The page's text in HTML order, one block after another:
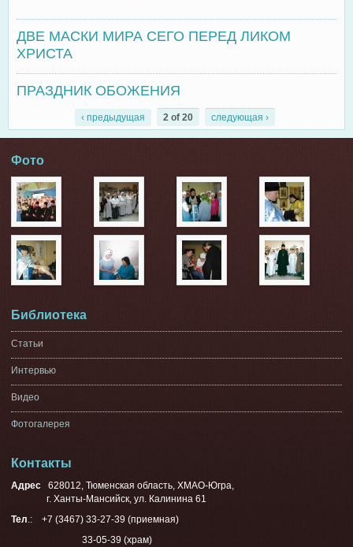
ДВЕ МАСКИ МИРА СЕГО ПЕРЕД ЛИКОМ
ХРИСТА
ПРАЗДНИК ОБОЖЕНИЯ
‹ предыдущая 2 of 20 следующая ›
Фото
Библиотека
Статьи
Интервью
Видео
Фотогалерея
Контакты
Адрес 628012, Тюменская область, ХМАО-Югра,
г. Ханты-Мансийск, ул. Калинина 61
Тел.: +7 (3467) 33-27-39 (приемная)
33-05-39 (храм)